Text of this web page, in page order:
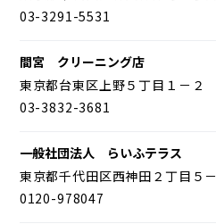
03-3291-5531
間宮 クリーニング店
東京都台東区上野５丁目１－２
03-3832-3681
一般社団法人 らいふテラス
東京都千代田区西神田２丁目５
0120-978047